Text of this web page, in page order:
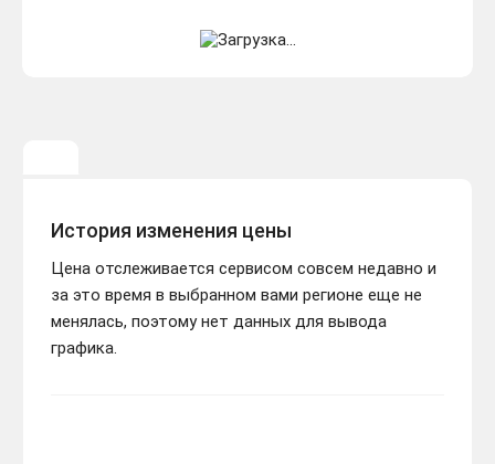
История изменения цены
Цена отслеживается сервисом совсем недавно и
за это время в выбранном вами регионе еще не
менялась, поэтому нет данных для вывода
графика.